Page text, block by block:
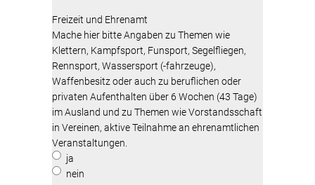
Freizeit und Ehrenamt
Mache hier bitte Angaben zu Themen wie
Klettern, Kampfsport, Funsport, Segelfliegen,
Rennsport, Wassersport (-fahrzeuge),
Waffenbesitz oder auch zu beruflichen oder
privaten Aufenthalten über 6 Wochen (43 Tage)
im Ausland und zu Themen wie Vorstandsschaft
in Vereinen, aktive Teilnahme an ehrenamtlichen
Veranstaltungen.
ja
nein